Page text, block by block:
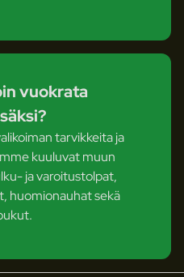
vuokrata
tarvikkeita ja
kuuluvat muun
ja varoitustolpat,
huomionauhat sekä